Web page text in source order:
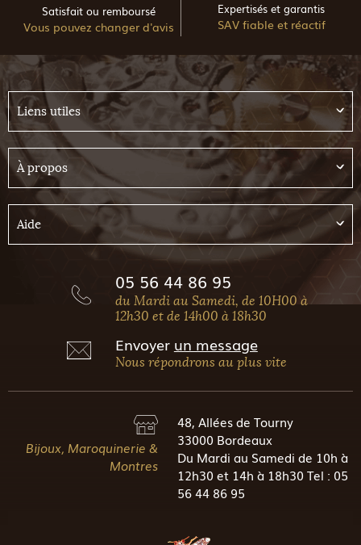
Satisfait ou remboursé
Vous pouvez changer d'avis
Expertisés et garantis
SAV fiable et réactif
Liens utiles
À propos
Aide
05 56 44 86 95
du Mardi au Samedi, de 10H00 à
12h30 et de 14h00 à 18h30
Envoyer un message
Nous répondrons au plus vite
Bijoux, Maroquinerie &
Montres
48, Allées de Tourny
33000 Bordeaux
Du Mardi au Samedi de 10h à
12h30 et 14h à 18h30 Tel : 05
56 44 86 95